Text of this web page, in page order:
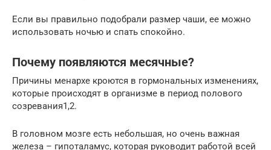
Если вы правильно подобрали размер чаши, ее можно
использовать ночью и спать спокойно.
Почему появляются месячные?
Причины менархе кроются в гормональных изменениях,
которые происходят в организме в период полового
созревания1,2.
В головном мозге есть небольшая, но очень важная
железа – гипоталамус, которая руководит работой всей